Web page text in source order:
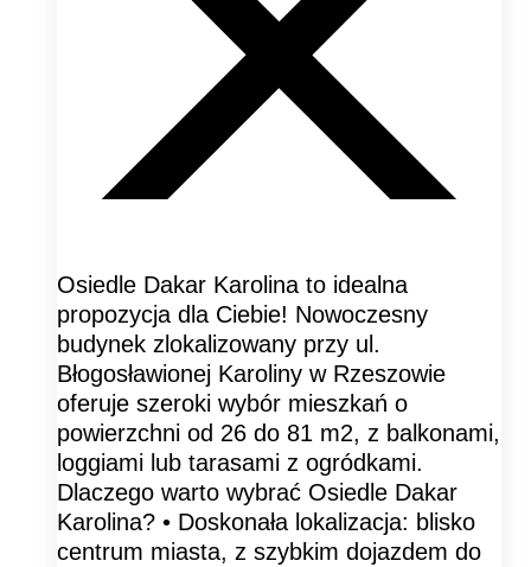
Osiedle Dakar Karolina to idealna
propozycja dla Ciebie! Nowoczesny
budynek zlokalizowany przy ul.
Błogosławionej Karoliny w Rzeszowie
oferuje szeroki wybór mieszkań o
powierzchni od 26 do 81 m2, z balkonami,
loggiami lub tarasami z ogródkami.
Dlaczego warto wybrać Osiedle Dakar
Karolina? • Doskonała lokalizacja: blisko
centrum miasta, z szybkim dojazdem do